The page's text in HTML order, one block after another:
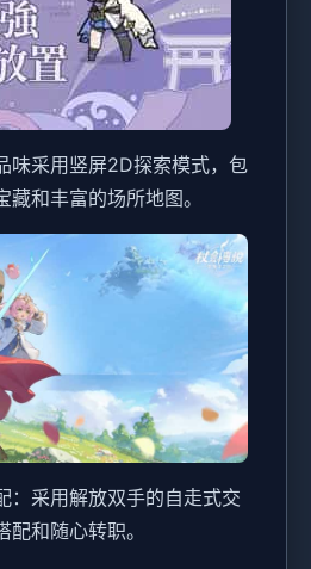
味采用竖屏2D探索模式，包
和丰富的场所地图。
：采用解放双手的自走式交
和随心转职。